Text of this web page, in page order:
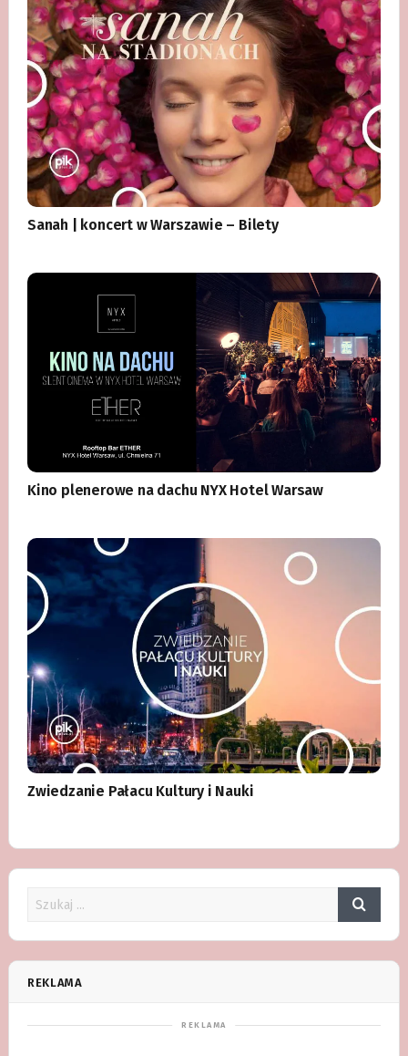
Sanah | koncert w Warszawie – Bilety
Kino plenerowe na dachu NYX Hotel Warsaw
Zwiedzanie Pałacu Kultury i Nauki
REKLAMA